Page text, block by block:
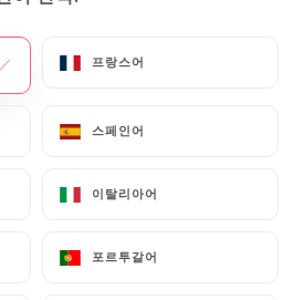
프랑스어
스페인어
이탈리아어
포르투갈어
프랑스어
스페인어
이탈리아어
포르투갈어